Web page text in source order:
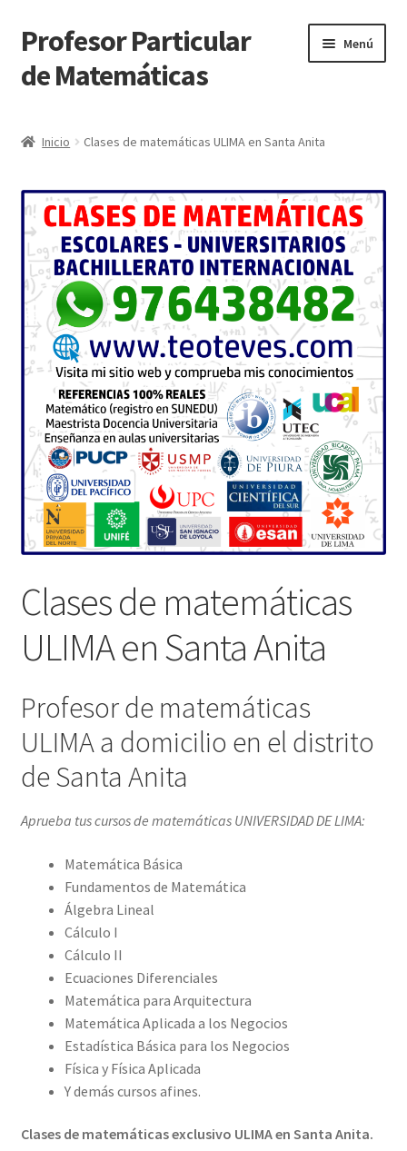
Ir
a
la
Ir
al
contenido
Profesor Particular
de Matemáticas
Menú
Inicio Clases de matemáticas ULIMA en Santa Anita
Clases de matemáticas
ULIMA en Santa Anita
Profesor de matemáticas
ULIMA a domicilio en el distrito
de Santa Anita
Aprueba tus cursos de matemáticas UNIVERSIDAD DE LIMA:
Matemática Básica
Fundamentos de Matemática
Álgebra Lineal
Cálculo I
Cálculo II
Ecuaciones Diferenciales
Matemática para Arquitectura
Matemática Aplicada a los Negocios
Estadística Básica para los Negocios
Física y Física Aplicada
Y demás cursos afines.
Clases de matemáticas exclusivo ULIMA en Santa Anita.